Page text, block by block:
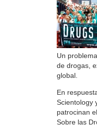
Un
de drogas,
global.
En
Scientology
patrocinan
Sobre las